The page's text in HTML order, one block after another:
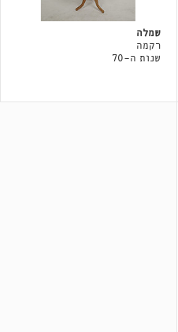
שמלה
רקמה
שנות ה-70